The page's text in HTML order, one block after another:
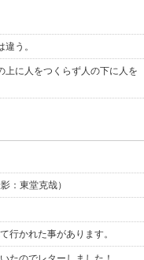
う。
に人をつくらず人の下に人を
：東堂克哉）
行かれた事があります。